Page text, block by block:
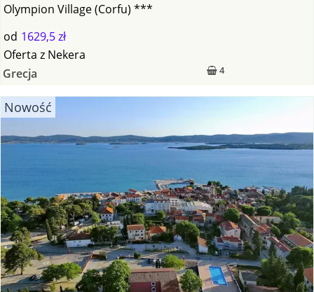
Olympion Village (Corfu) ***
od 1629,5 zł
4
Oferta z Nekera
Grecja
Nowość